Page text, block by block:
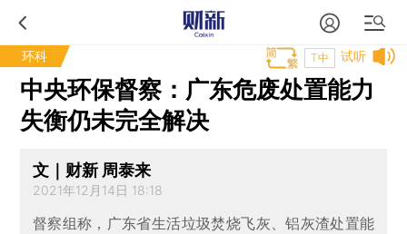
环科 试听
T中
中央环保督察：广东危废处置能力
失衡仍未完全解决
文｜财新 周泰来
2021年12月14日 18:18
督察组称，广东省生活垃圾焚烧飞灰、铝灰渣处置能